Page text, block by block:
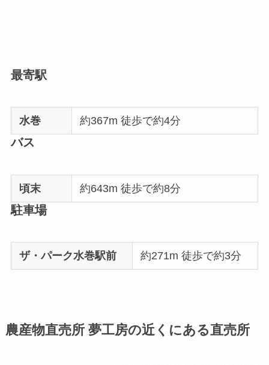
最寄駅
水巻 約367m 徒歩で約4分
バス
頃末 約643m 徒歩で約8分
駐車場
ザ・パーク水巻駅前 約271m 徒歩で約3分
農産物直売所 夢工房の近くにある直売所